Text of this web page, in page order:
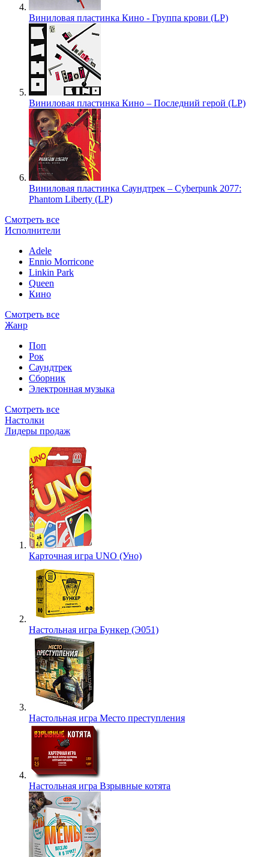
Виниловая пластинка Кино - Группа крови (LP)
Виниловая пластинка Кино – Последний герой (LP)
Виниловая пластинка Саундтрек – Cyberpunk 2077:
Phantom Liberty (LP)
Смотреть все
Исполнители
Adele
Ennio Morricone
Linkin Park
Queen
Кино
Смотреть все
Жанр
Поп
Рок
Саундтрек
Сборник
Электронная музыка
Смотреть все
Настолки
Лидеры продаж
Карточная игра UNO (Уно)
Настольная игра Бункер (Э051)
Настольная игра Место преступления
Настольная игра Взрывные котята